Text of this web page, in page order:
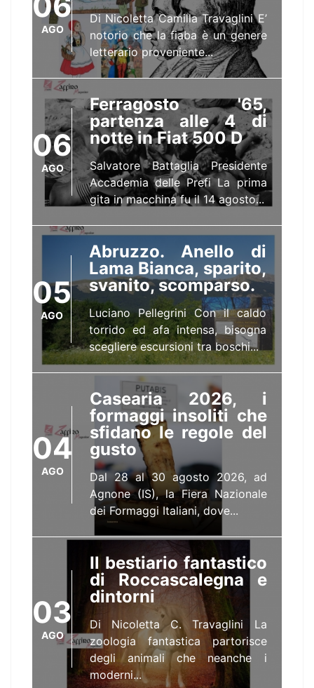
AGO
Di Nicoletta Camilla Travaglini E’
notorio che la fiaba è un genere
letterario proveniente...
06
AGO
Ferragosto '65,
partenza alle 4 di
notte in Fiat 500 D
Salvatore Battaglia Presidente
Accademia delle Prefi La prima
gita in macchina fu il 14 agosto...
05
AGO
Abruzzo. Anello di
Lama Bianca, sparito,
svanito, scomparso.
Luciano Pellegrini Con il caldo
torrido ed afa intensa, bisogna
scegliere escursioni tra boschi...
04
AGO
Casearia 2026, i
formaggi insoliti che
sfidano le regole del
gusto
Dal 28 al 30 agosto 2026, ad
Agnone (IS), la Fiera Nazionale
dei Formaggi Italiani, dove...
03
AGO
Il bestiario fantastico
di Roccascalegna e
dintorni
Di Nicoletta C. Travaglini La
zoologia fantastica partorisce
degli animali che neanche i
moderni...